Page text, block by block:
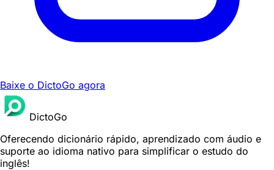
Baixe o DictoGo agora
DictoGo
Oferecendo dicionário rápido, aprendizado com áudio e
suporte ao idioma nativo para simplificar o estudo do
inglês!